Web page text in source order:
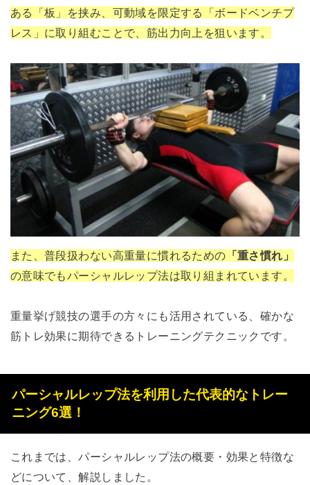
ある「板」を挟み、可動域を限定する「ボードベンチプ
レス」に取り組むことで、筋出力向上を狙います。
また、普段扱わない高重量に慣れるための 「重さ慣れ」
の意味でもパーシャルレップ法は取り組まれています。
重量挙げ競技の選手の方々にも活用されている、確かな
筋トレ効果に期待できるトレーニングテクニックです。
パーシャルレップ法を利用した代表的なトレー
ニング6選！
これまでは、パーシャルレップ法の概要・効果と特徴な
どについて、解説しました。